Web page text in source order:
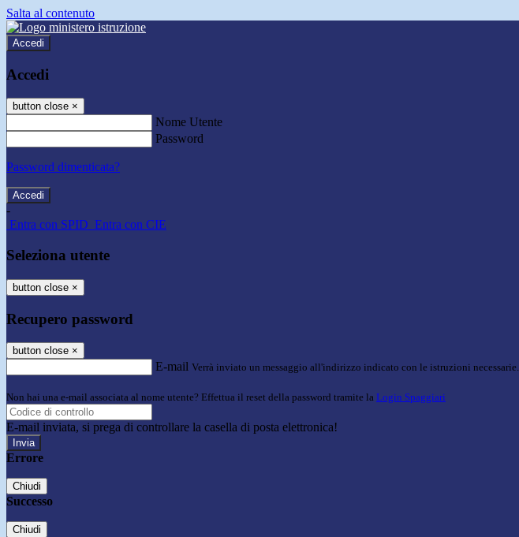
Salta al contenuto
Accedi
Accedi
button close ×
Nome Utente
Password
Password dimenticata?
-
Entra con SPID Entra con CIE
Seleziona utente
button close ×
Recupero password
button close ×
E-mail Verrà inviato un messaggio all'indirizzo indicato con le istruzioni necessarie.
Non hai una e-mail associata al nome utente? Effettua il reset della password tramite la Login Spaggiari
E-mail inviata, si prega di controllare la casella di posta elettronica!
Errore
Chiudi
Successo
Chiudi